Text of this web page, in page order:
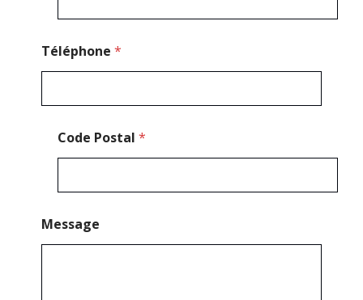
Téléphone *
Code Postal *
Message